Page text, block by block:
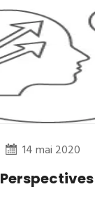
14 mai 2020
Perspectives